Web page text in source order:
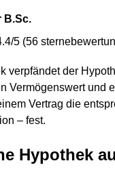
B.Sc.
5 (56
verpfändet der
Vermögenswert und
Vertrag die
– fest.
Hypothek